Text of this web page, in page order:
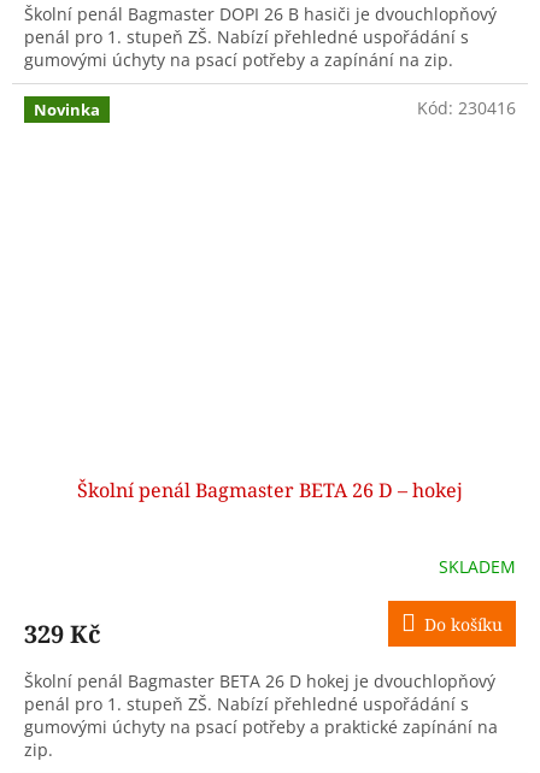
Školní penál Bagmaster DOPI 26 B hasiči je dvouchlopňový
penál pro 1. stupeň ZŠ. Nabízí přehledné uspořádání s
gumovými úchyty na psací potřeby a zapínání na zip.
Novinka
Školní penál Bagmaster BETA 26 D – hokej
SKLADEM
329 Kč Do košíku
Školní penál Bagmaster BETA 26 D hokej je dvouchlopňový
penál pro 1. stupeň ZŠ. Nabízí přehledné uspořádání s
gumovými úchyty na psací potřeby a praktické zapínání na
zip.
Kód: 230416